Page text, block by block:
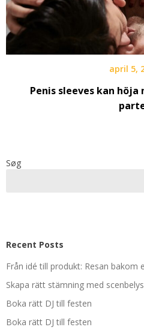
april 5,
Penis sleeves kan
Søg
Recent Posts
Från idé till produkt: Resan bakom
Skapa rätt stämning med
Boka rätt DJ till festen
Boka rätt DJ till festen